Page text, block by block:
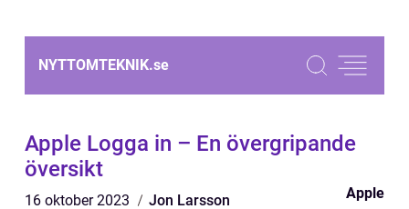
NYTTOMTEKNIK.se
Apple Logga in – En övergripande
översikt
16 oktober 2023 Jon Larsson Apple